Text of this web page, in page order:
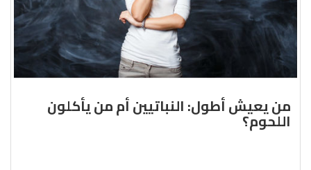
من يعيش أطول: النباتيين أم من يأكلون
اللحوم؟